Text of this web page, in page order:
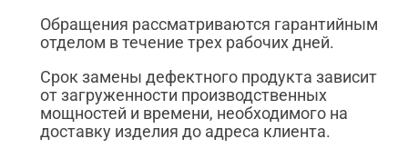
Обращения рассматриваются гарантийным
отделом в течение трех рабочих дней.
Срок замены дефектного продукта зависит
от загруженности производственных
мощностей и времени, необходимого на
доставку изделия до адреса клиента.